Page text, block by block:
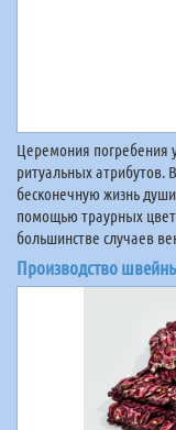
Церемония погребения
ритуальных
бесконечную жизнь
помощью траурных
большинстве случаев
Производство